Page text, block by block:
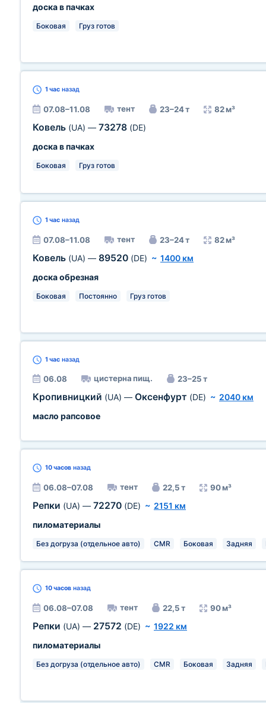
доска в пачках
Боковая Груз готов
1 час назад
07.08–11.08 тент 23–24 т 82 м³
Ковель (UA) — 73278 (DE)
доска в пачках
Боковая Груз готов
1 час назад
07.08–11.08 тент 23–24 т 82 м³
Ковель (UA) — 89520 (DE) ~ 1400 км
доска обрезная
Боковая Постоянно Груз готов
1 час назад
06.08 цистерна пищ. 23–25 т
Кропивницкий (UA) — Оксенфурт (DE) ~ 2040 км
масло рапсовое
10 часов назад
06.08–07.08 тент 22,5 т 90 м³
Репки (UA) — 72270 (DE) ~ 2151 км
пиломатериалы
Без догруза (отдельное авто) CMR Боковая Задняя
10 часов назад
06.08–07.08 тент 22,5 т 90 м³
Репки (UA) — 27572 (DE) ~ 1922 км
пиломатериалы
Без догруза (отдельное авто) CMR Боковая Задняя